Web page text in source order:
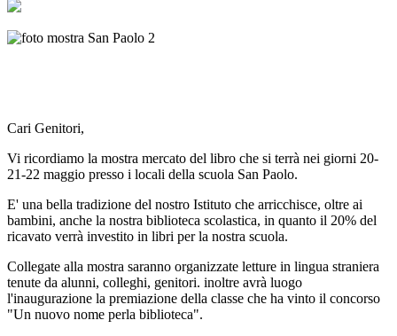
Cari Genitori,
Vi ricordiamo la mostra mercato del libro che si terrà nei giorni 20-
21-22 maggio presso i locali della scuola San Paolo.
E' una bella tradizione del nostro Istituto che arricchisce, oltre ai
bambini, anche la nostra biblioteca scolastica, in quanto il 20% del
ricavato verrà investito in libri per la nostra scuola.
Collegate alla mostra saranno organizzate letture in lingua straniera
tenute da alunni, colleghi, genitori. inoltre avrà luogo
l'inaugurazione la premiazione della classe che ha vinto il concorso
"Un nuovo nome perla biblioteca".